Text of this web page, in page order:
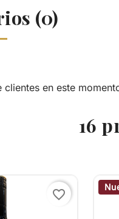
(0)
clientes en este
16
favorite_border